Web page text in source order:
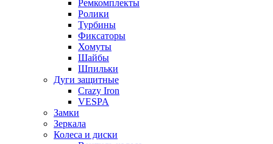
Ремкомплекты
Ролики
Турбины
Фиксаторы
Хомуты
Шайбы
Шпильки
Дуги защитные
Crazy Iron
VESPA
Замки
Зеркала
Колеса и диски